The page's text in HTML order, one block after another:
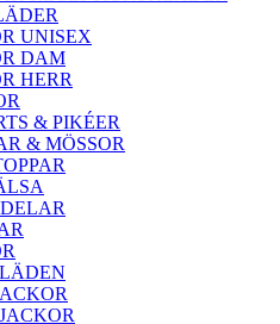
UNISEX
DAM
HERR
& PIKÉER
& MÖSSOR